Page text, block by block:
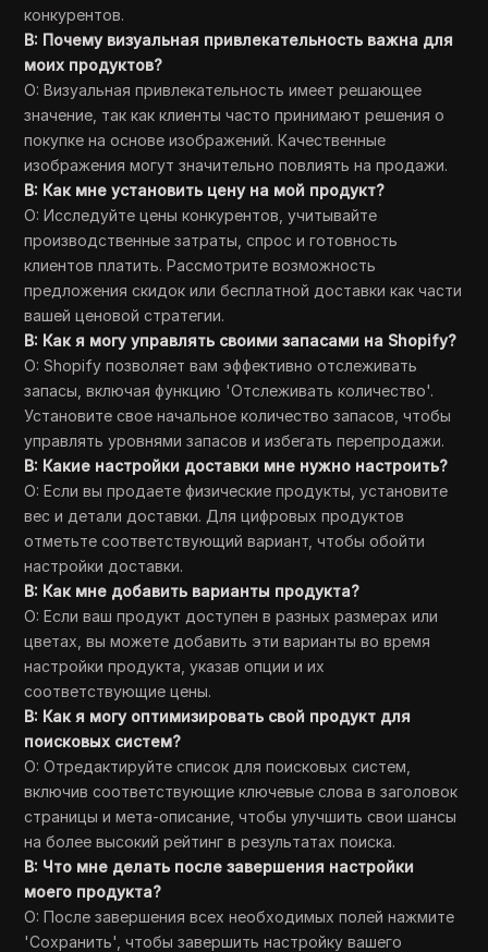
конкурентов.
В: Почему визуальная привлекательность важна для
моих продуктов?
О: Визуальная привлекательность имеет решающее
значение, так как клиенты часто принимают решения о
покупке на основе изображений. Качественные
изображения могут значительно повлиять на продажи.
В: Как мне установить цену на мой продукт?
О: Исследуйте цены конкурентов, учитывайте
производственные затраты, спрос и готовность
клиентов платить. Рассмотрите возможность
предложения скидок или бесплатной доставки как части
вашей ценовой стратегии.
В: Как я могу управлять своими запасами на Shopify?
О: Shopify позволяет вам эффективно отслеживать
запасы, включая функцию 'Отслеживать количество'.
Установите свое начальное количество запасов, чтобы
управлять уровнями запасов и избегать перепродажи.
В: Какие настройки доставки мне нужно настроить?
О: Если вы продаете физические продукты, установите
вес и детали доставки. Для цифровых продуктов
отметьте соответствующий вариант, чтобы обойти
настройки доставки.
В: Как мне добавить варианты продукта?
О: Если ваш продукт доступен в разных размерах или
цветах, вы можете добавить эти варианты во время
настройки продукта, указав опции и их
соответствующие цены.
В: Как я могу оптимизировать свой продукт для
поисковых систем?
О: Отредактируйте список для поисковых систем,
включив соответствующие ключевые слова в заголовок
страницы и мета-описание, чтобы улучшить свои шансы
на более высокий рейтинг в результатах поиска.
В: Что мне делать после завершения настройки
моего продукта?
О: После завершения всех необходимых полей нажмите
'Сохранить', чтобы завершить настройку вашего